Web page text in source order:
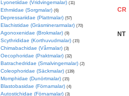
CR
NT
Lyonetiidae (Vridvingemalar) (11)
Ethmiidae (Sorgmalar) (6)
Depressariidae (Plattmalar) (57)
Elachistidae (Gräsminerarmalar) (70)
Agonoxenidae (Brokmalar) (9)
Scythrididae (Korthuvudmalar) (15)
Chimabachidae (Vårmalar) (3)
Oecophoridae (Praktmalar) (32)
Batrachedridae (Smalvingemalar) (2)
Coleophoridae (Säckmalar) (139)
Momphidae (Dunörtmalar) (15)
Blastobasidae (Förnamalar) (4)
Autostichidae (Förnamalar) (3)